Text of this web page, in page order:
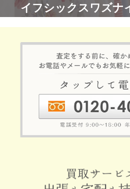
イフシックスワズナ